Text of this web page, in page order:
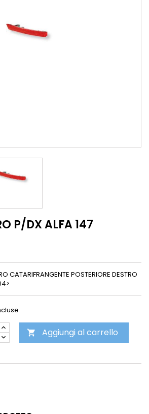
P/DX ALFA 147
CATARIFRANGENTE POSTERIORE DESTRO
 Aggiungi al carrello